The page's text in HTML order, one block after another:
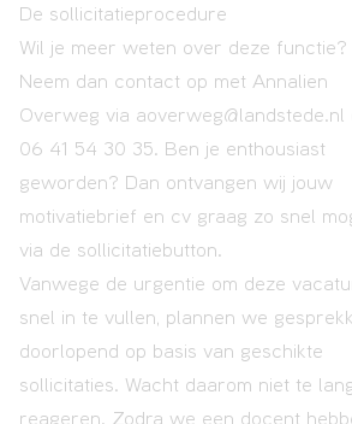
De sollicitatieprocedure
Wil je meer weten over deze functie?
Neem dan contact op met Annalien
Overweg via aoverweg@landstede.nl
06 41 54 30 35. Ben je enthousiast
geworden? Dan ontvangen wij jouw
motivatiebrief en cv graag zo snel
via de sollicitatiebutton.
Vanwege de urgentie om deze
snel in te vullen, plannen we
doorlopend op basis van geschikte
sollicitaties. Wacht daarom niet te